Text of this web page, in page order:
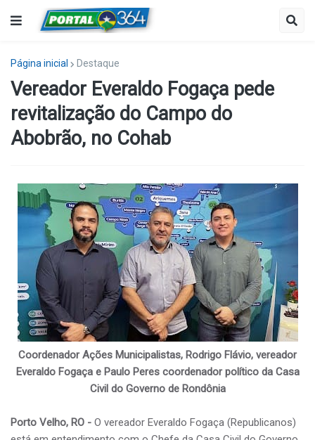
Página inicial Destaque
Vereador Everaldo Fogaça pede
revitalização do Campo do
Abobrão, no Cohab
Coordenador Ações Municipalistas, Rodrigo Flávio, vereador
Everaldo Fogaça e Paulo Peres coordenador político da Casa
Civil do Governo de Rondônia
Porto Velho, RO - O vereador Everaldo Fogaça (Republicanos)